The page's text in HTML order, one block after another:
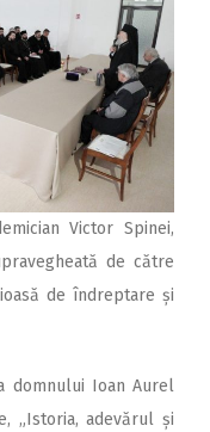
Victor Spinei,
de către
de îndreptare și
domnului Ioan Aurel
„Istoria, adevărul și